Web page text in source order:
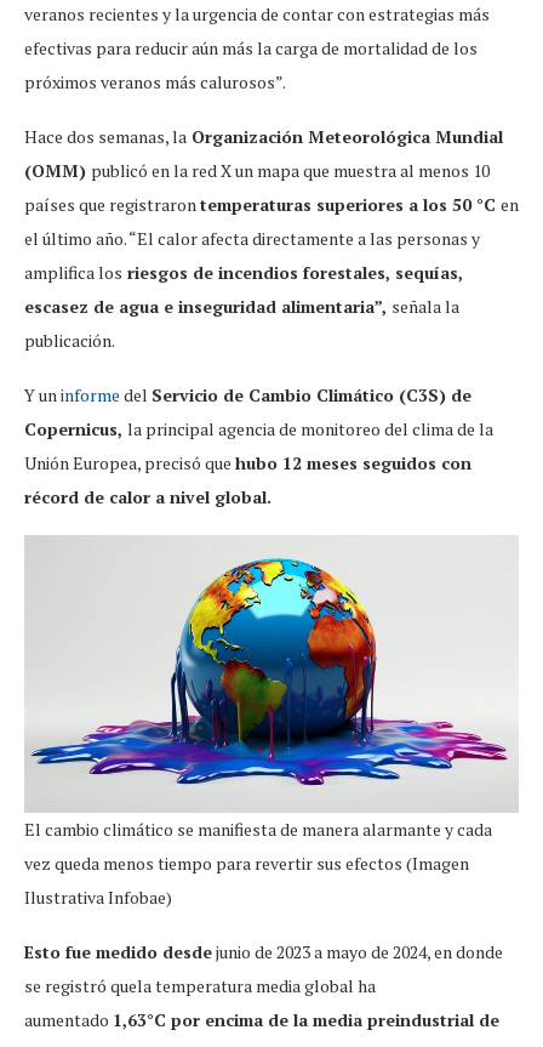
veranos recientes y la urgencia de contar con estrategias más
efectivas para reducir aún más la carga de mortalidad de los
próximos veranos más calurosos”.
Hace dos semanas, la Organización Meteorológica Mundial
(OMM) publicó en la red X un mapa que muestra al menos 10
países que registrarontemperaturas superiores a los 50 °C en
el último año. “El calor afecta directamente a las personas y
amplifica los riesgos de incendios forestales, sequías,
escasez de agua e inseguridad alimentaria”, señala la
publicación.
Y uninforme del Servicio de Cambio Climático (C3S) de
Copernicus, la principal agencia de monitoreo del clima de la
Unión Europea, precisó que hubo 12 meses seguidos con
récord de calor a nivel global.
El cambio climático se manifiesta de manera alarmante y cada
vez queda menos tiempo para revertir sus efectos (Imagen
Ilustrativa Infobae)
Esto fue medido desdejunio de 2023 a mayo de 2024, en donde
se registró quela temperatura media global ha
aumentado 1,63°C por encima de la media preindustrial de